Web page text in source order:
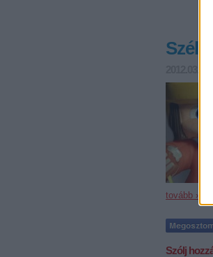
tovább »
Szólj